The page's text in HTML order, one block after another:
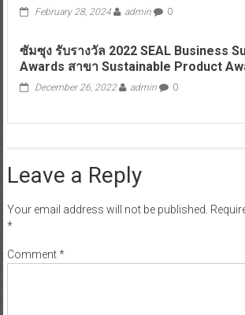
February 28, 2024 admin 0
ซัมซุง รับรางวัล 2022 SEAL Business
Awards สาขา Sustainable Product
December 26, 2022 admin 0
Leave a Reply
Your email address will not be published.
*
Comment*